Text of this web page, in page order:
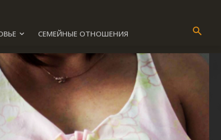
СЕМЕЙНЫЕ ОТНОШЕНИЯ